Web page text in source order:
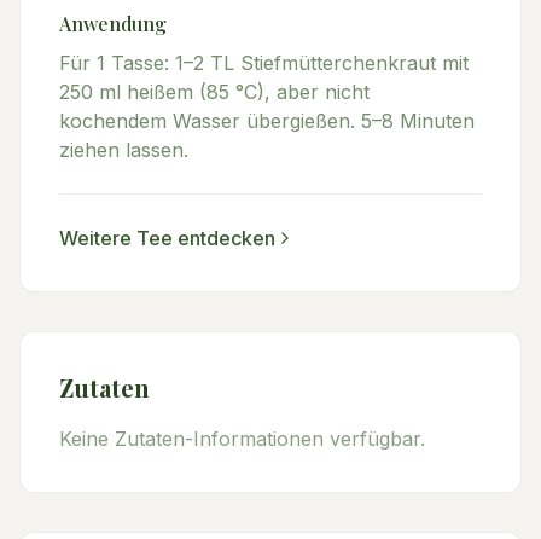
Anwendung
Für 1 Tasse: 1–2 TL Stiefmütterchenkraut mit
250 ml heißem (85 °C), aber nicht
kochendem Wasser übergießen. 5–8 Minuten
ziehen lassen.
Weitere Tee entdecken
Zutaten
Keine Zutaten-Informationen verfügbar.